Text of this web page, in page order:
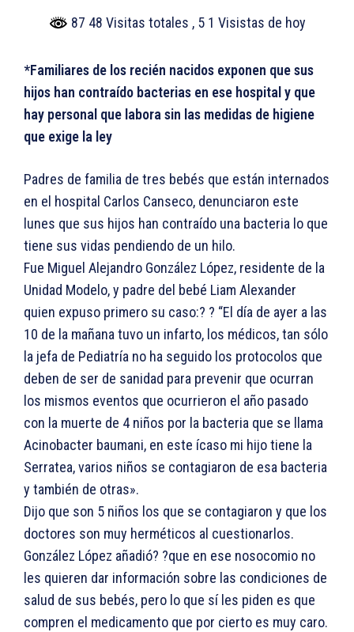
87 48 Visitas totales , 5 1 Visistas de hoy
*Familiares de los recién nacidos exponen que sus
hijos han contraído bacterias en ese hospital y que
hay personal que labora sin las medidas de higiene
que exige la ley
Padres de familia de tres bebés que están internados
en el hospital Carlos Canseco, denunciaron este
lunes que sus hijos han contraído una bacteria lo que
tiene sus vidas pendiendo de un hilo.
Fue Miguel Alejandro González López, residente de la
Unidad Modelo, y padre del bebé Liam Alexander
quien expuso primero su caso:? ? “El día de ayer a las
10 de la mañana tuvo un infarto, los médicos, tan sólo
la jefa de Pediatría no ha seguido los protocolos que
deben de ser de sanidad para prevenir que ocurran
los mismos eventos que ocurrieron el año pasado
con la muerte de 4 niños por la bacteria que se llama
Acinobacter baumani, en este ícaso mi hijo tiene la
Serratea, varios niños se contagiaron de esa bacteria
y también de otras».
Dijo que son 5 niños los que se contagiaron y que los
doctores son muy herméticos al cuestionarlos.
González López añadió? ?que en ese nosocomio no
les quieren dar información sobre las condiciones de
salud de sus bebés, pero lo que sí les piden es que
compren el medicamento que por cierto es muy caro.